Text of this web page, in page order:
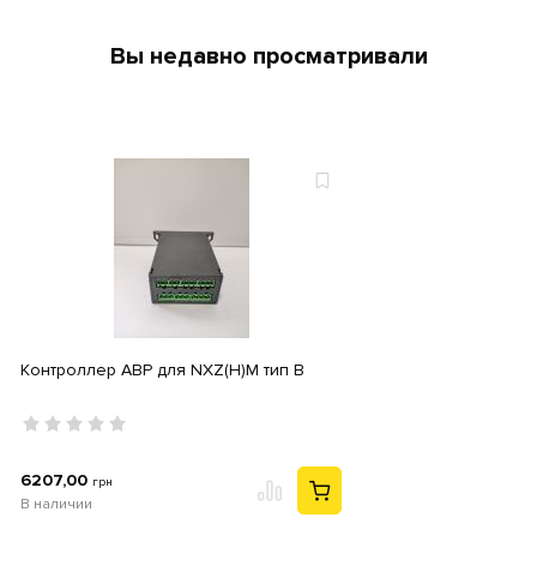
Вы недавно просматривали
Контроллер АВР для NXZ(H)M тип B
6207,00 грн
В наличии